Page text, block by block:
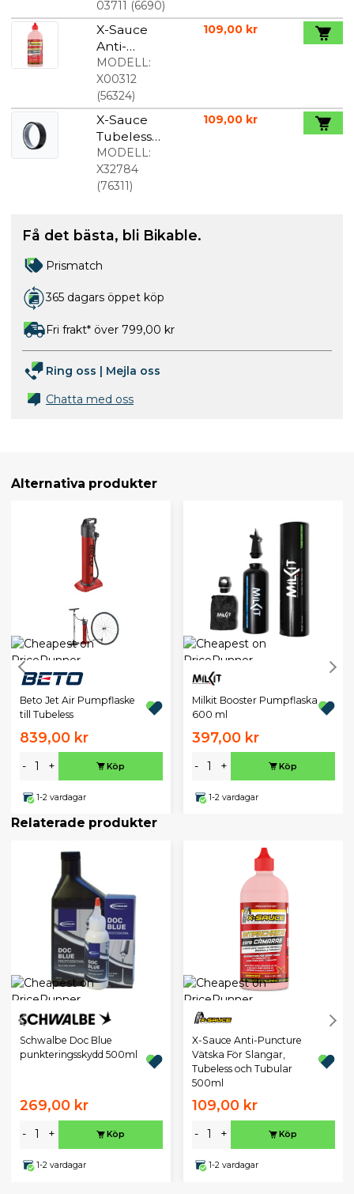
sskydd
500ml
03711 (6690)
X-Sauce
Anti-
Puncture
Vätska För
Slangar,
Tubeless
och Tubular
500ml
MODELL:
X00312
(56324)
109,00 kr
X-Sauce
Tubeless
Fälgband 2
7x9mm
Svart
MODELL:
X32784
(76311)
109,00 kr
Få det bästa, bli Bikable.
Prismatch
365 dagars öppet köp
Fri frakt* över 799,00 kr
Ring oss | Mejla oss
Chatta med oss
Alternativa produkter
Beto Jet Air Pumpflaske
till Tubeless
839,00 kr
- + Köp
1-2 vardagar
Milkit Booster Pumpflaska
600 ml
397,00 kr
- + Köp
1-2 vardagar
Relaterade produkter
Schwalbe Doc Blue
punkteringsskydd 500ml
269,00 kr
- + Köp
1-2 vardagar
X-Sauce Anti-Puncture
Vätska För Slangar,
Tubeless och Tubular
500ml
109,00 kr
- + Köp
1-2 vardagar